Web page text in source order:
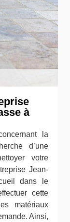
à
la
d’une
votre
Jean-
dans le
cette
matériaux
Ainsi,